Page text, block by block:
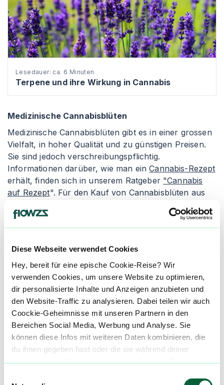
Diese Webseite verwendet Cookies
Hey, bereit für eine epische Cookie-Reise? Wir
verwenden Cookies, um unsere Website zu optimieren,
dir personalisierte Inhalte und Anzeigen anzubieten und
den Website-Traffic zu analysieren. Dabei teilen wir auch
Coockie-Geheimnisse mit unseren Partnern in den
Bereichen Social Media, Werbung und Analyse. Sie
können diese Infos mit weiteren Daten kombinieren, die
du ihnen gegeben hast oder die sie während deiner
wilden Internet-Abenteuer gesammelt haben. Begleite
Lesedauer: ca. 6 Minuten
Terpene und ihre Wirkung in Cannabis
Medizinische Cannabisblüten
Medizinische Cannabisblüten gibt es in einer grossen
Vielfalt, in hoher Qualität und zu günstigen Preisen.
Sie sind jedoch verschreibungspflichtig.
Informationen darüber, wie man einCannabis-Rezept
erhält, finden sich in unserem Ratgeber "Cannabis
auf Rezept". Für den Kauf von Cannabisblüten aus
Cannabis legal kaufen
" zu lesen. Apotheken geben
die Cannabisblüten entweder als Granulat oder als
Einnahmeform ist.
Granulierte Cannabisblüten wird in der Apotheke
zerkleinert und verpackt. Die Konsumenten erhalten
einen Dosierlöffel zur genauen Abmessung des
medizinischen Cannabis, um ungleichmäßige und
inkorrekte Dosierungen zu vermeiden. Der Nachteil
von granuliertem Cannabis ist seine schnellere
Oxidation, wodurch es schneller austrocknen und an
Qualität verlieren kann. Alternativ gibt es die Abgabe